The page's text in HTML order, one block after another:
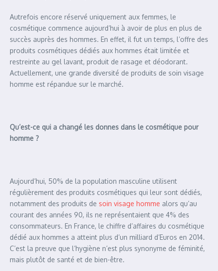
Autrefois encore réservé uniquement aux femmes, le
cosmétique commence aujourd’hui à avoir de plus en plus de
succès auprès des hommes. En effet, il fut un temps, l’offre des
produits cosmétiques dédiés aux hommes était limitée et
restreinte au gel lavant, produit de rasage et déodorant.
Actuellement, une grande diversité de produits de soin visage
homme est répandue sur le marché.
Qu’est-ce qui a changé les donnes dans le cosmétique pour
homme ?
Aujourd’hui, 50% de la population masculine utilisent
régulièrement des produits cosmétiques qui leur sont dédiés,
notamment des produits de soin visage homme alors qu’au
courant des années 90, ils ne représentaient que 4% des
consommateurs. En France, le chiffre d’affaires du cosmétique
dédié aux hommes a atteint plus d’un milliard d’Euros en 2014.
C’est la preuve que l’hygiène n’est plus synonyme de féminité,
mais plutôt de santé et de bien-être.